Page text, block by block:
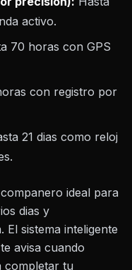
activo.
70 horas con GPS
con registro por
21 dias como reloj
ideal para
dias y
sistema inteligente
avisa cuando
completar tu